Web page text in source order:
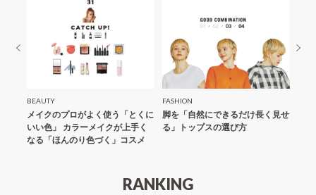
BEAUTY
メイクのプロがよく使う「とくに
いい色」 カラーメイクが上手く
なる「ほんのり色づく」コスメ
FASHION
脚を「自然にできるだけ長く見せ
る」トップスの選び方
RANKING